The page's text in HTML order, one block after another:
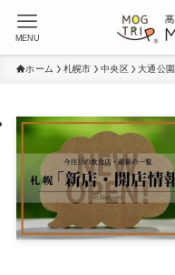
MENU
ホーム 札幌市 中央区 大通公園